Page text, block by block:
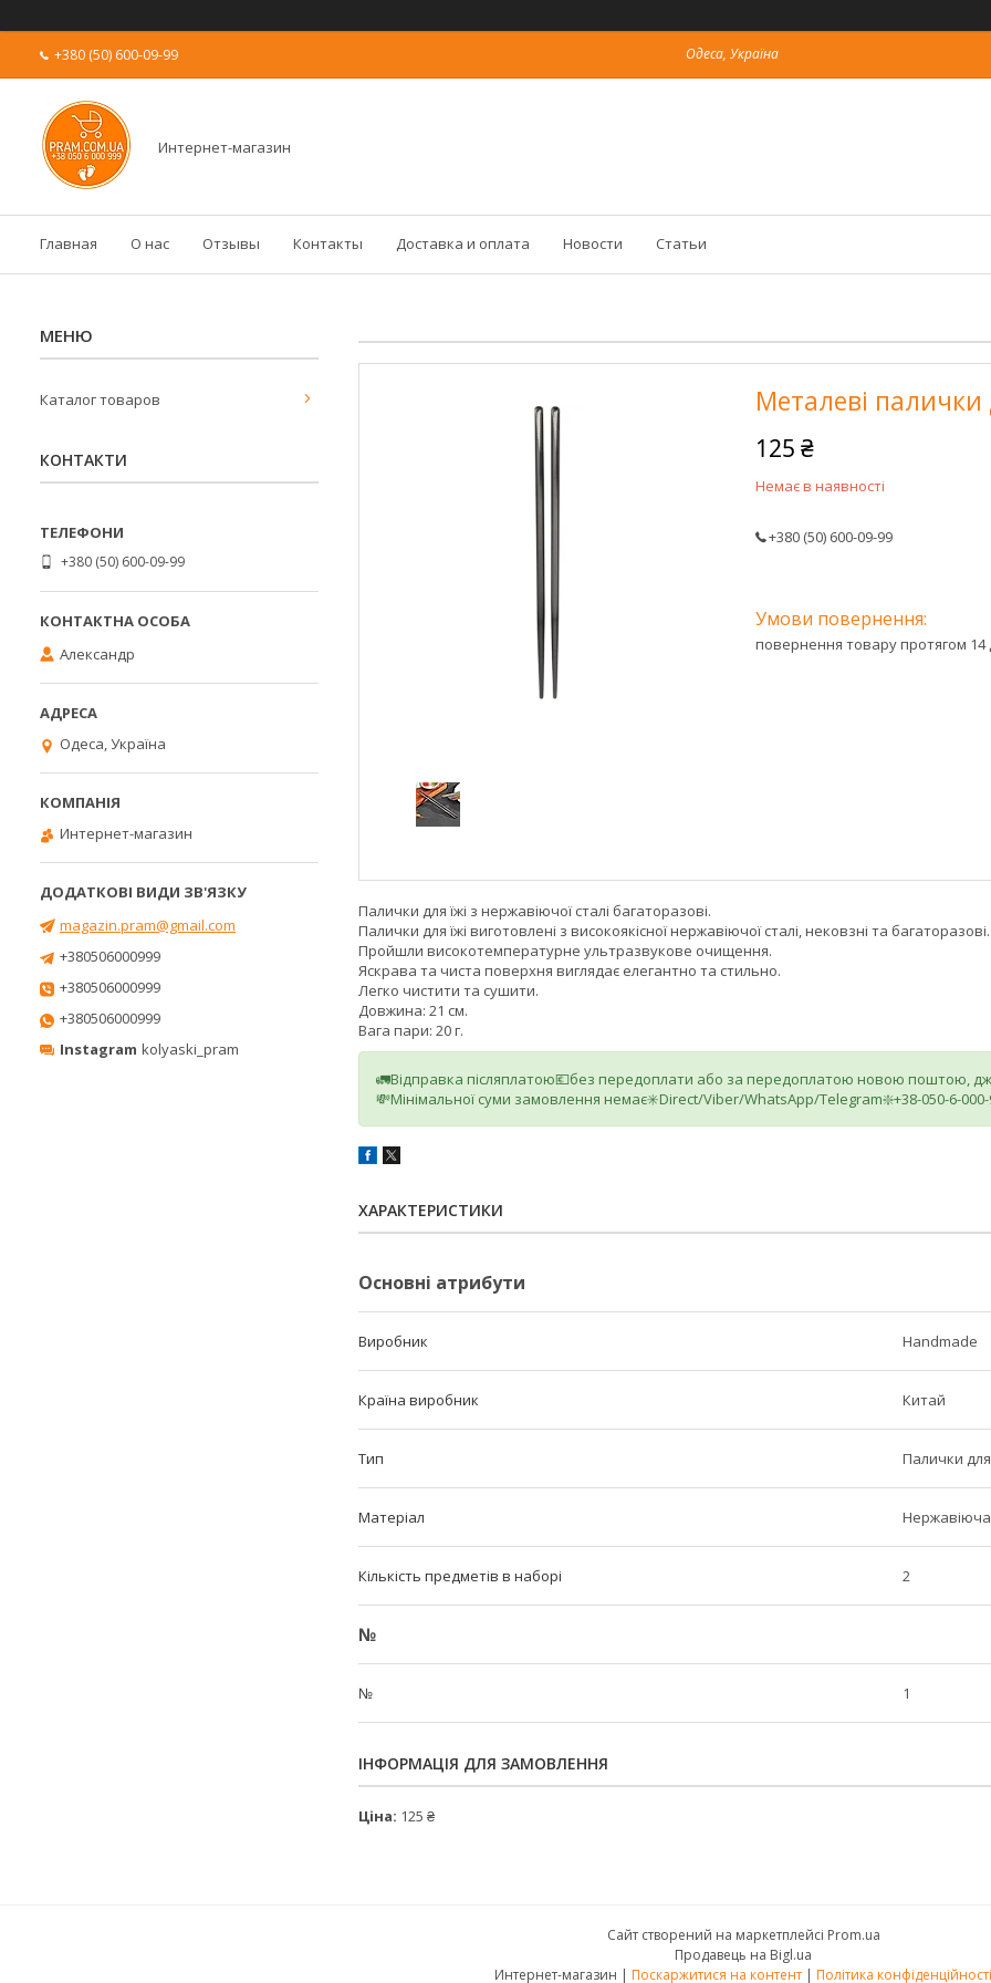
+380 (50) 600-09-99 Одеса, Україна
Интернет-магазин
Главная О нас Отзывы Контакты Доставка и оплата Новости Статьи
Металеві палички
125 ₴
Немає в наявності
+380 (50) 600-09-99
повернення товару протягом 14
Палички для їжі з нержавіючої сталі багаторазові.
Палички для їжі виготовлені з високоякісної нержавіючої сталі, нековзні та багаторазові.
Пройшли високотемпературне ультразвукове очищення.
Яскрава та чиста поверхня виглядає елегантно та стильно.
Легко чистити та сушити.
Довжина: 21 см.
Вага пари: 20 г.
🚛Відправка післяплатою💶без передоплати або за передоплатою новою поштою,
💸Мінімальної суми замовлення немає✳️Direct/Viber/WhatsApp/Telegram❇️+38-050-6-000-
ХАРАКТЕРИСТИКИ
Основні атрибути
Виробник Handmade
Країна виробник Китай
Тип Палички для
Матеріал Нержавіюча
Кількість предметів в наборі 2
№
№ 1
ІНФОРМАЦІЯ ДЛЯ ЗАМОВЛЕННЯ
Ціна: 125 ₴
Каталог товаров
КОНТАКТИ
+380 (50) 600-09-99
Александр
Одеса, Україна
Интернет-магазин
magazin.pram@gmail.com
+380506000999
+380506000999
+380506000999
Instagram kolyaski_pram
Сайт створений на маркетплейсі Prom.ua
Продавець на Bigl.ua
Интернет-магазин | Поскаржитися на контент | Політика конфіденційності